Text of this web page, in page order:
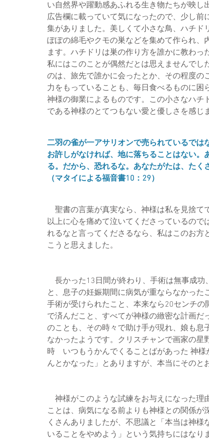
い自然界や躍動感あふれる生き物たちが映
広告欄に載っていて気になったので、少し
集がありました。美しくて小さな鳥、ハチ
ぽぽの綿毛やクモの巣などを集めて作られ
ます。ハチドリは巣の作り方を誰かに教わっ
私にはこのことが偶然だとは思えませんで
のは、旅先で誰かに会ったとか、その程度
力をもっていることも、毎日食べるものに
神様の御業によるものです。この小さなハ
である神様のとてつもない愛と優しさを感じ
二羽の雀が一アサリオンで売られているで
お許しがなければ、地に落ちることはない
る。だから、恐れるな。あなたがたは、たく
（マタイによる福音書10：29）
聖書の言葉が真実なら、神様は私を見捨て
以上に心を痛めて泣いてくださっているの
れるなと言ってくださるなら、私はこのお
こうと思えました。
長かった13日間が終わり、手術は無事成功
と、息子の妊娠期間に病気が重ならなかっ
手術が受けられたこと、本来なら20センチ
で済んだこと、すべてが神様の緻密な計画
のことも、その時々で助け手が現れ、娘も
なかったようです。クリスチャンで画家の
時 いつもうかんでくることばがあった 神様
んとかなった」とありますが、本当にそのと
神様がこのような試練をお与えになった理
ことは、病気になる前よりも神様との関係
くさんありましたが、不思議と「本当は神
いることをやめよう」という気持ちにはな